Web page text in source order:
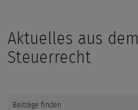
Aktuelles aus dem
Steuerrecht
Beiträge finden